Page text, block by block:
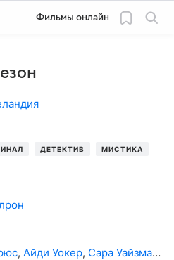
Фильмы онлайн
ДЕТЕКТИВ МИСТИКА
, Айди Уокер, Сара Уайзман ,